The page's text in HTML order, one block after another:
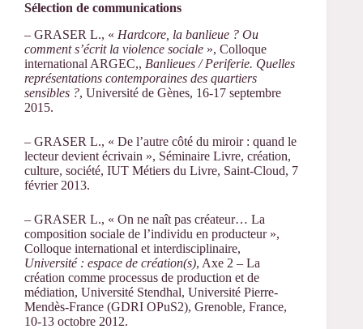
Sélection de communications
– GRASER L., « Hardcore, la banlieue ? Ou
comment s’écrit la violence sociale », Colloque
international ARGEC,, Banlieues / Periferie. Quelles
représentations contemporaines des quartiers
sensibles ?, Université de Gènes, 16-17 septembre
2015.
– GRASER L., « De l’autre côté du miroir : quand le
lecteur devient écrivain », Séminaire Livre, création,
culture, société, IUT Métiers du Livre, Saint-Cloud, 7
février 2013.
– GRASER L., « On ne naît pas créateur… La
composition sociale de l’individu en producteur »,
Colloque international et interdisciplinaire,
Université : espace de création(s), Axe 2 – La
création comme processus de production et de
médiation, Université Stendhal, Université Pierre-
Mendès-France (GDRI OPuS2), Grenoble, France,
10-13 octobre 2012.